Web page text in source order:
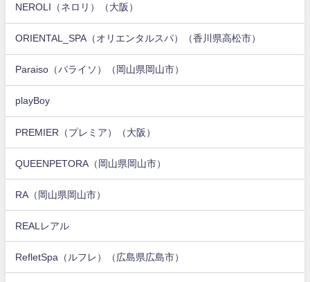
NEROLI（ネロリ）（大阪）
ORIENTAL_SPA（オリエンタルスパ）（香川県高松市）
Paraiso（パライソ）（岡山県岡山市）
playBoy
PREMIER（プレミア）（大阪）
QUEENPETORA（岡山県岡山市）
RA（岡山県岡山市）
REALレアル
RefletSpa（ルフレ）（広島県広島市）